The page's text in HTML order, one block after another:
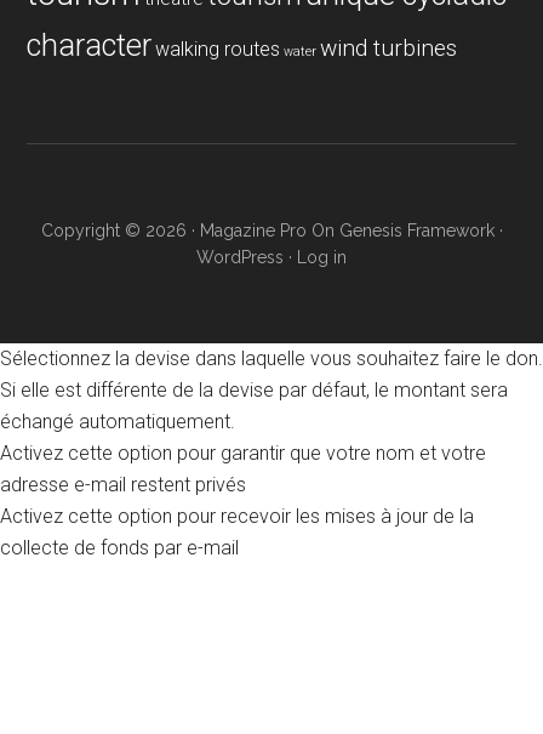
characterwalking routes water wind turbines
Copyright © 2026 · Magazine Pro On Genesis Framework·
WordPress · Log in
Sélectionnez la devise dans laquelle vous souhaitez faire le don.
Si elle est différente de la devise par défaut, le montant sera
échangé automatiquement.
Activez cette option pour garantir que votre nom et votre
adresse e-mail restent privés
Activez cette option pour recevoir les mises à jour de la
collecte de fonds par e-mail